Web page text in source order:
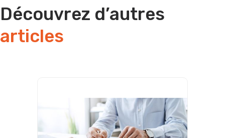
Découvrez d’autres
articles